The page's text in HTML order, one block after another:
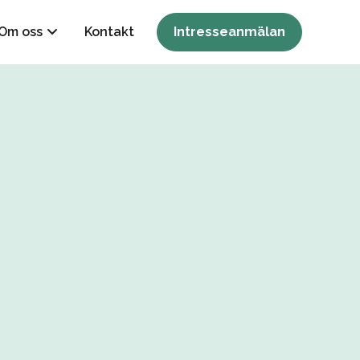
oss Kontakt Intresseanmälan